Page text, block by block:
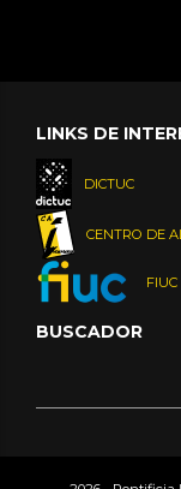
LINKS DE
DICTUC
CENTRO DE
FIUC
BUSCADOR